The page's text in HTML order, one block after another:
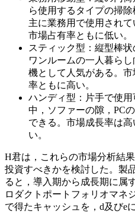
ら使用するタイプの掃
主に業務用で使用され
市場占有率ともに低い。
スティック型：縦型棒
ワンルームの一人暮ら
機として人気がある。
率ともに高い。
ハンディ型：片手で使
中，ソファーの隙，PC
できる。市場成長率は
い。
H君は，これらの市場分析結
投資すべきかを検討した。製
ると，導入期から成長期に属
ロダクトポートフォリオマネ
で得たキャッシュを， d及びe